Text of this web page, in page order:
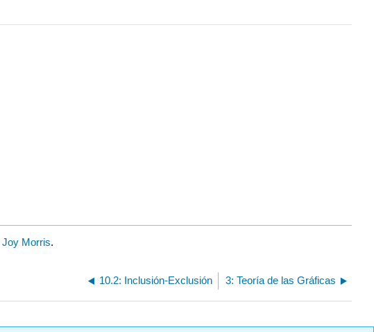
Joy Morris.
10.2: Inclusión-Exclusión 3: Teoría de las Gráficas